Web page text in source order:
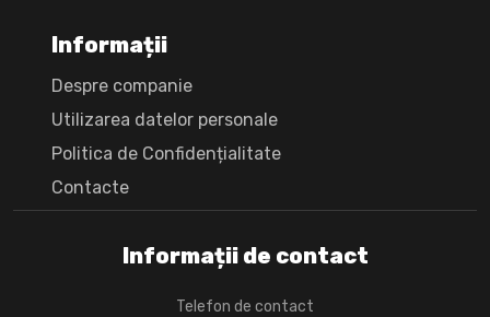
Informații de contact
Telefon de contact
Informații
Despre companie
Utilizarea datelor personale
Politica de Confidențialitate
Сontacte